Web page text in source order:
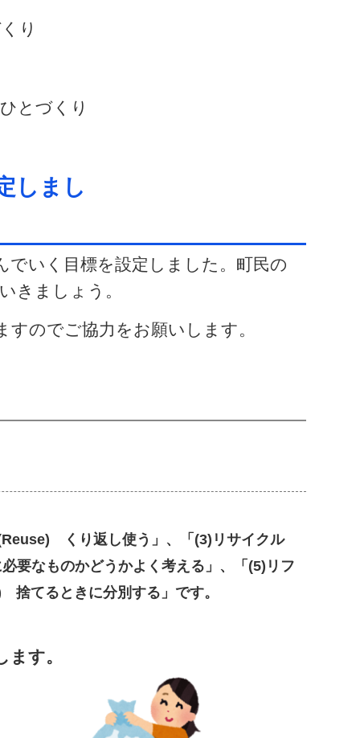
り
とづくり
しまし
いく目標を設定しました。町民の
きましょう。
のでご協力をお願いします。
くり返し使う」、「(3)リサイクル
なものかどうかよく考える」、「(5)リフ
てるときに分別する」です。
す。